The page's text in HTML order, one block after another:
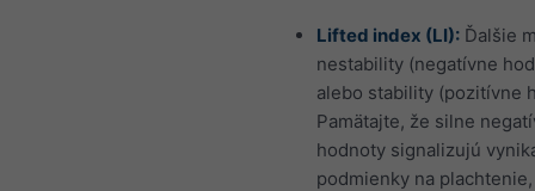
Lifted index (LI): Ďalšie
nestability (negatívne
alebo stability (pozitívne
Pamätajte, že silne
hodnoty signalizujú
podmienky na